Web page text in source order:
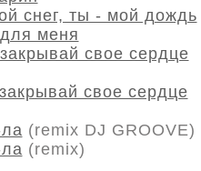
снег, ты - мой дождь
меня
свое сердце
свое сердце
(remix DJ GROOVE)
(remix)